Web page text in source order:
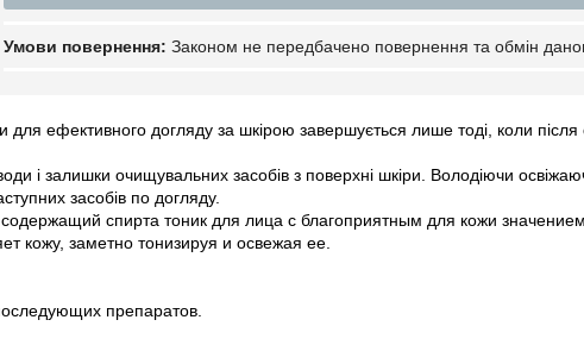
Законом не передбачено повернення та обмін
ефективного догляду за шкірою завершується лише тоді, коли після
і залишки очищувальних засобів з поверхні шкіри. Володіючи
засобів по догляду.
спирта тоник для лица с благоприятным для кожи
кожу, заметно тонизируя и освежая ее.
препаратов.